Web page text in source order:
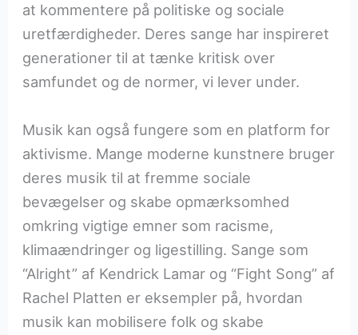
at kommentere på politiske og sociale
uretfærdigheder. Deres sange har inspireret
generationer til at tænke kritisk over
samfundet og de normer, vi lever under.
Musik kan også fungere som en platform for
aktivisme. Mange moderne kunstnere bruger
deres musik til at fremme sociale
bevægelser og skabe opmærksomhed
omkring vigtige emner som racisme,
klimaændringer og ligestilling. Sange som
“Alright” af Kendrick Lamar og “Fight Song” af
Rachel Platten er eksempler på, hvordan
musik kan mobilisere folk og skabe